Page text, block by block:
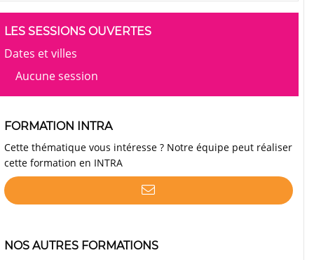
LES SESSIONS OUVERTES
Dates et villes
Aucune session
FORMATION INTRA
Cette thématique vous intéresse ? Notre équipe peut réaliser
cette formation en INTRA
NOS AUTRES FORMATIONS